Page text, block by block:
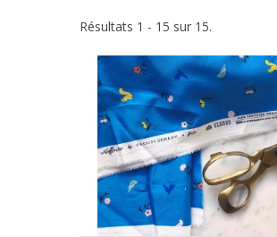
Résultats 1 - 15 sur 15.